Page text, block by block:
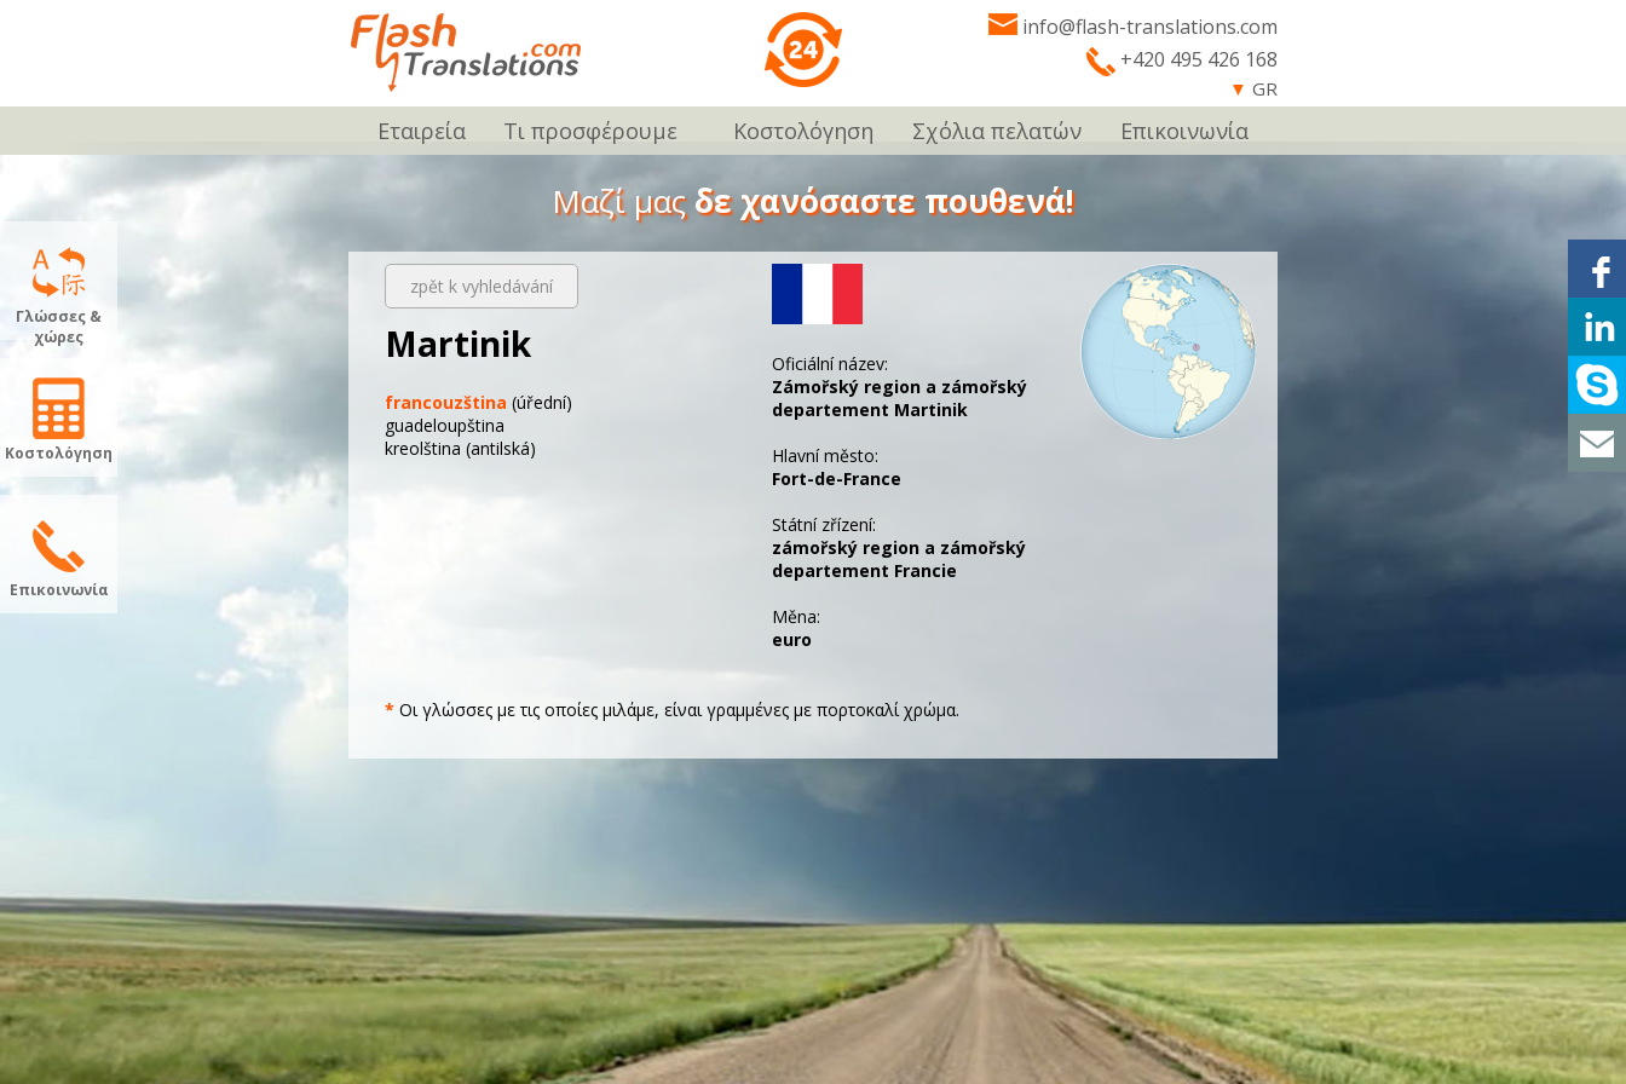
info@flash-translations.com
+420 495 426 168
▼ GR
Εταιρεία Τι προσφέρουμε Κοστολόγηση Σχόλια πελατών Επικοινωνία
Γλώσσες &
χώρες
Κοστολόγηση
Επικοινωνία
Μαζί μας δε χανόσαστε πουθενά!
zpět k vyhledávání
Martinik
francouzština (úřední)
guadeloupština
kreolština (antilská)
Oficiální název:
Zámořský region a zámořský
departement Martinik
Hlavní město:
Fort-de-France
Státní zřízení:
zámořský region a zámořský
departement Francie
Měna:
euro
* Οι γλώσσες με τις οποίες μιλάμε, είναι γραμμένες με πορτοκαλί χρώμα.